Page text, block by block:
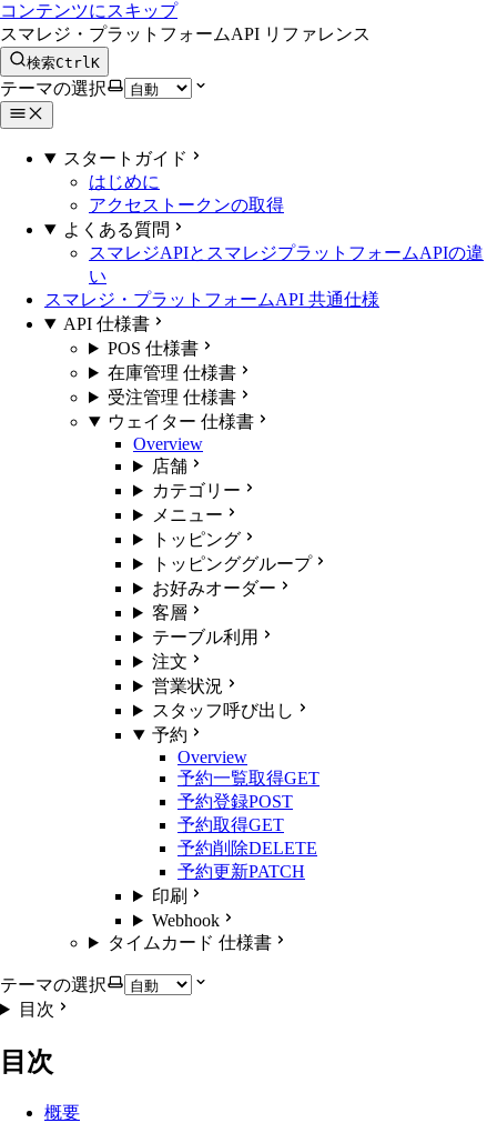
コンテンツにスキップ
スマレジ・プラットフォームAPI リファレンス
検索CtrlK
テーマの選択
スタートガイド
はじめに
アクセストークンの取得
よくある質問
スマレジAPIとスマレジプラットフォームAPIの違
い
スマレジ・プラットフォームAPI 共通仕様
API 仕様書
POS 仕様書
在庫管理 仕様書
受注管理 仕様書
ウェイター 仕様書
Overview
店舗
カテゴリー
メニュー
トッピング
トッピンググループ
お好みオーダー
客層
テーブル利用
注文
営業状況
スタッフ呼び出し
予約
Overview
予約一覧取得GET
予約登録POST
予約取得GET
予約削除DELETE
予約更新PATCH
印刷
Webhook
タイムカード 仕様書
テーマの選択
目次
目次
概要